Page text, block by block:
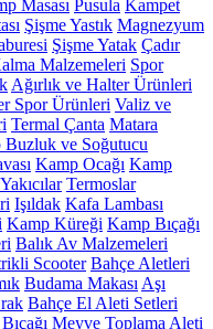
Masası Pusula Kampet
Şişme Yastık Magnezyum
Şişme Yatak Çadır
Malzemeleri Spor
Ağırlık ve Halter Ürünleri
Spor Ürünleri Valiz ve
Termal Çanta Matara
Buzluk ve Soğutucu
Kamp Ocağı Kamp
Termoslar
Işıldak Kafa Lambası
Kamp Küreği Kamp Bıçağı
Balık Av Malzemeleri
Scooter Bahçe Aletleri
Budama Makası Aşı
Bahçe El Aleti Setleri
Meyve Toplama Aleti